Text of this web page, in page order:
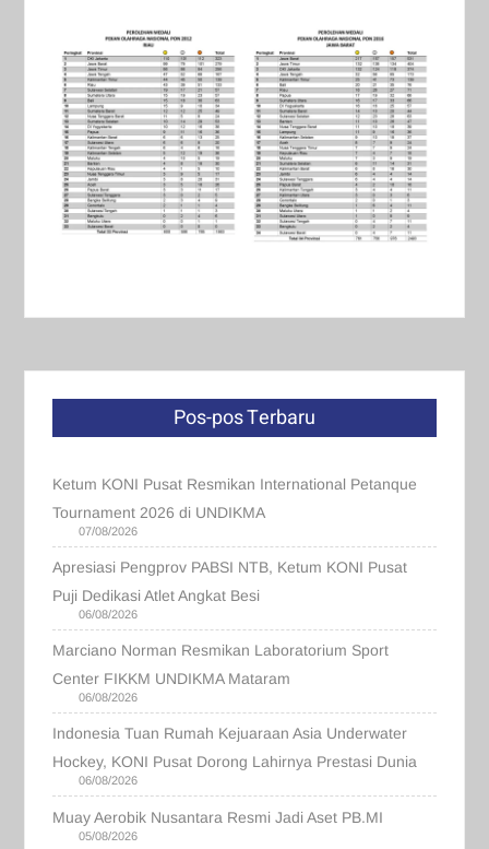
Pos-pos Terbaru
Ketum KONI Pusat Resmikan International Petanque
Tournament 2026 di UNDIKMA
07/08/2026
Apresiasi Pengprov PABSI NTB, Ketum KONI Pusat
Puji Dedikasi Atlet Angkat Besi
06/08/2026
Marciano Norman Resmikan Laboratorium Sport
Center FIKKM UNDIKMA Mataram
06/08/2026
Indonesia Tuan Rumah Kejuaraan Asia Underwater
Hockey, KONI Pusat Dorong Lahirnya Prestasi Dunia
06/08/2026
Muay Aerobik Nusantara Resmi Jadi Aset PB.MI
05/08/2026